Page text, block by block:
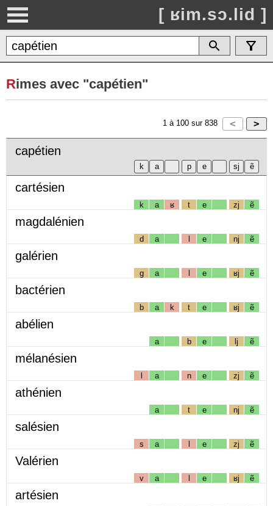
[ ʁim.sɔ.lid ]
Rimes avec "capétien"
1 à 100 sur 838
capétien
cartésien
k a ʁ t e zj ẽ
magdalénien
d a l e nj ẽ
galérien
g a l e ʁj ẽ
bactérien
b a k t e ʁj ẽ
abélien
a b e lj ẽ
mélanésien
l a n e zj ẽ
athénien
a t e nj ẽ
salésien
s a l e zj ẽ
Valérien
v a l e ʁj ẽ
artésien